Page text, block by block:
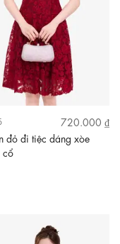
720.000 ₫
đỏ đi tiệc dáng xòe
cổ